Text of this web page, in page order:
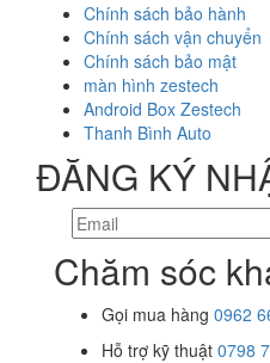
Chính sách bảo hành
Chính sách vận chuyển
Chính sách bảo mật
màn hình zestech
Android Box Zestech
Thanh Bình Auto
ĐĂNG KÝ
Chăm sóc
Gọi mua hàng 0962
Hỗ trợ kỹ thuật 0798